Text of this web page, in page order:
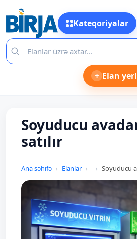
Kateqoriyalar
+ Elan
Soyuducu
satılır
Ana səhifə Elanlar Soyuducu